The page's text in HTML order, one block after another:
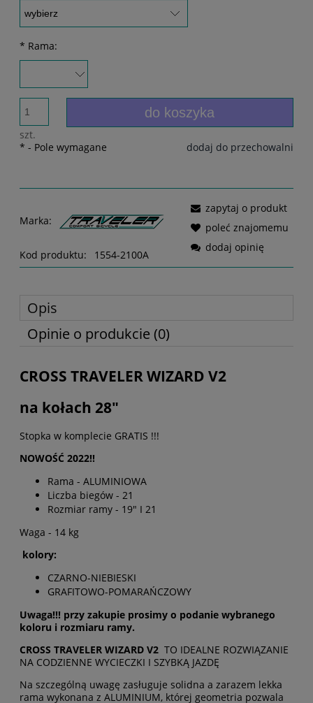
* Rama:
szt.
do koszyka
dodaj do przechowalni
* - Pole wymagane
Marka:
Kod produktu: 1554-2100A
zapytaj o produkt
poleć znajomemu
dodaj opinię
Opis
Opinie o produkcie (0)
CROSS TRAVELER WIZARD V2
na kołach 28"
Stopka w komplecie GRATIS !!!
NOWOŚĆ 2022!!
Rama - ALUMINIOWA
Liczba biegów - 21
Rozmiar ramy - 19" I 21
Waga - 14 kg
kolory:
CZARNO-NIEBIESKI
GRAFITOWO-POMARAŃCZOWY
Uwaga!!! przy zakupie prosimy o podanie wybranego
koloru i rozmiaru ramy.
CROSS TRAVELER WIZARD V2 TO IDEALNE ROZWIĄZANIE
NA CODZIENNE WYCIECZKI I SZYBKĄ JAZDĘ
Na szczególną uwagę zasługuje solidna a zarazem lekka
rama wykonana z ALUMINIUM, której geometria pozwala